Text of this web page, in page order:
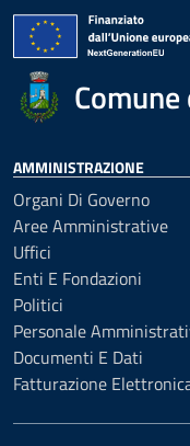
AMMINISTRAZIONE
Organi Di Governo
Aree Amministrative
Uffici
Enti E Fondazioni
Politici
Personale
Documenti E Dati
Fatturazione